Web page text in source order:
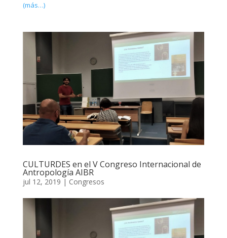
(más…)
CULTURDES en el V Congreso Internacional de
Antropología AIBR
jul 12, 2019 | Congresos